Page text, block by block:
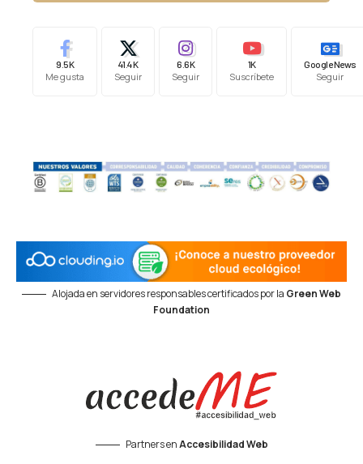
9.5K
Me gusta
41.4K
Seguir
6.6K
Seguir
1K
Suscríbete
Google News
Seguir
Alojada en servidores responsables certificados por la Green Web
Foundation
Partners enAccesibilidad Web